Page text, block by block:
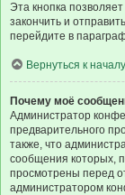
Эта кнопка
закончить и
перейдите в
Вернуться к началу
Почему моё
Администратор
предварительного
также, что
сообщения которых,
просмотрены перед
администратором